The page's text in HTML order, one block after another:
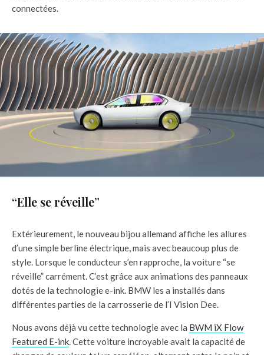
connectées.
“Elle se réveille”
Extérieurement, le nouveau bijou allemand affiche les allures
d’une simple berline électrique, mais avec beaucoup plus de
style. Lorsque le conducteur s’en rapproche, la voiture “se
réveille” carrément. C’est grâce aux animations des panneaux
dotés de la technologie e-ink. BMW les a installés dans
différentes parties de la carrosserie de l’I Vision Dee.
Nous avons déjà vu cette technologie avec la BWM iX Flow
Featured E-ink . Cette voiture incroyable avait la capacité de